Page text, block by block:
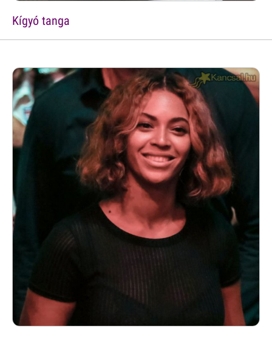
Kígyó tanga